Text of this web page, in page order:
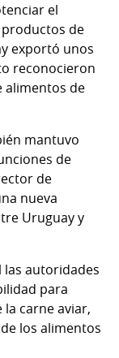
el
de
exportó unos
reconocieron
alimentos de
mantuvo
de
de
nueva
Uruguay y
autoridades
para
carne aviar,
los alimentos